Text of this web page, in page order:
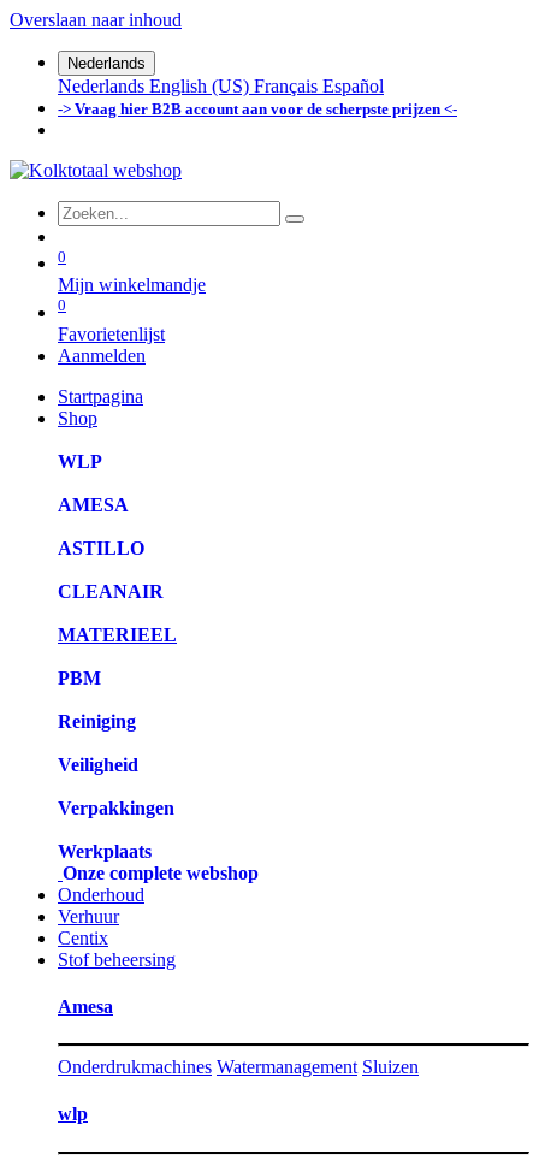
Overslaan naar inhoud
Nederlands
Nederlands English (US) Français Español
-> Vraag hier B2B account aan voor de scherpste prijzen <-
0
Mijn winkelmandje
0
Favorietenlijst
Aanmelden
Startpagina
Shop
WLP
AMESA
ASTILLO
CLEANAIR
MATERIEEL
PBM
Reiniging
Veiligheid
Verpakkingen
Werkplaats
Onze complete webshop
Onderhoud
Verhuur
Centix
Stof beheersing
Amesa
Onderdrukmachines Watermanagement Sluizen
wlp